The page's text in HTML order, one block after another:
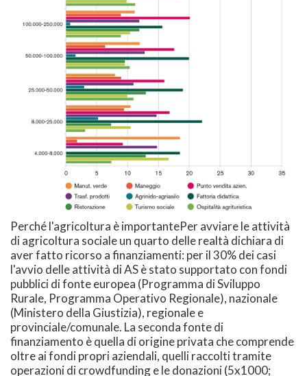
Perché l'agricoltura è importantePer avviare le attività
di agricoltura sociale un quarto delle realtà dichiara di
aver fatto ricorso a finanziamenti: per il 30% dei casi
l'avvio delle attività di AS è stato supportato con fondi
pubblici di fonte europea (Programma di Sviluppo
Rurale, Programma Operativo Regionale), nazionale
(Ministero della Giustizia), regionale e
provinciale/comunale. La seconda fonte di
finanziamento è quella di origine privata che comprende
oltre ai fondi propri aziendali, quelli raccolti tramite
operazioni di crowdfunding e le donazioni (5x1000;